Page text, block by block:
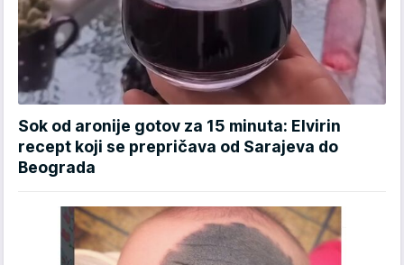
Sok od aronije gotov za 15 minuta: Elvirin
recept koji se prepričava od Sarajeva do
Beograda